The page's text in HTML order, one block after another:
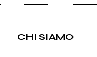
CHI SIAMO